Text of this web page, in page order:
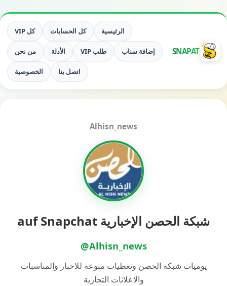
SNAPAT
الرئيسية كل الحسابات كل VIP
إضافة سناب طلب VIP الأدلة من نحن
اتصل بنا الخصوصية
Alhisn_news
شبكة الحصن الإخبارية auf Snapchat
@Alhisn_news
يوميات شبكة الحصن وتغطيات منوعة للاخبار والمناسبات
والاعلانات التجارية